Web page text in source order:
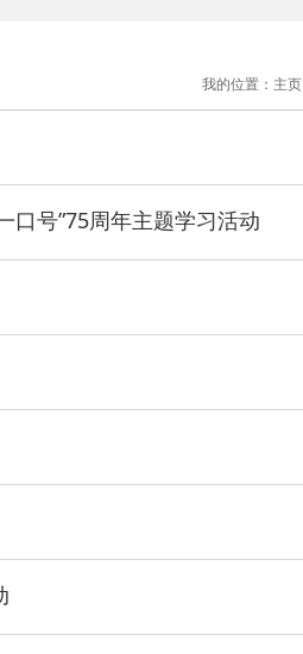
· 中国民主建国会…
· 中国民主建国会…
· 民建北仑六支部…
· 中国民主建国会…
· 中国民主建国会…
我的位置： 主页
口号”75周年主题学习活动